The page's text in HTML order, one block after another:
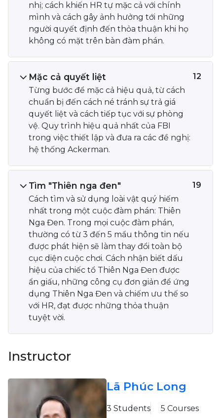
nhị; cách khiến HR tự mặc cả với chính
mình và cách gây ảnh hưởng tới những
người quyết định đến thỏa thuận khi họ
không có mặt trên bàn đàm phán.
Mặc cả quyết liệt
Từng bước để mặc cả hiệu quả, từ cách
chuẩn bị đến cách né tránh sự trả giá
quyết liệt và cách tiếp tục với sự phòng
vệ. Quy trình hiệu quả nhất của FBI
trong việc thiết lập và đưa ra các đề nghị:
hệ thống Ackerman.
12
Tìm "Thiên nga đen"
Cách tìm và sử dụng loài vật quý hiếm
nhất trong một cuộc đàm phán: Thiên
Nga Đen. Trong mọi cuộc đàm phán,
thường có từ 3 đến 5 mẩu thông tin nếu
được phát hiện sẽ làm thay đổi toàn bộ
cục diện cuộc chơi. Cách nhận biết dấu
hiệu của chiếc tổ Thiên Nga Đen được
ẩn giấu, những công cụ đơn giản để ứng
dụng Thiên Nga Đen và chiếm ưu thế so
với HR, đạt được những thỏa thuận
tuyệt vời.
19
Instructor
Lã Phúc Long
3 Students 5 Courses